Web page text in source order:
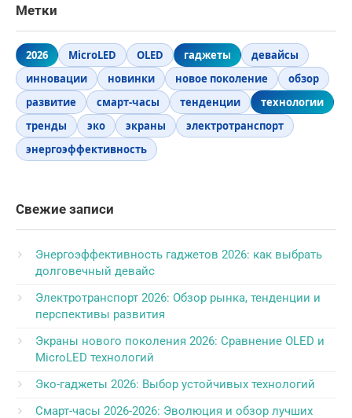
Метки
2026 MicroLED OLED гаджеты
девайсы
инновации
новинки новое поколение
обзор
развитие
смарт-часы тенденции
технологии
тренды
эко экраны
электротранспорт
энергоэффективность
Свежие записи
Энергоэффективность гаджетов 2026: как выбрать
долговечный девайс
Электротранспорт 2026: Обзор рынка, тенденции и
перспективы развития
Экраны нового поколения 2026: Сравнение OLED и
MicroLED технологий
Эко-гаджеты 2026: Выбор устойчивых технологий
Смарт-часы 2026-2026: Эволюция и обзор лучших